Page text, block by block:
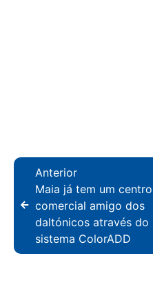
Anterior
Maia já tem um centro
comercial amigo dos
daltónicos através do
sistema ColorADD